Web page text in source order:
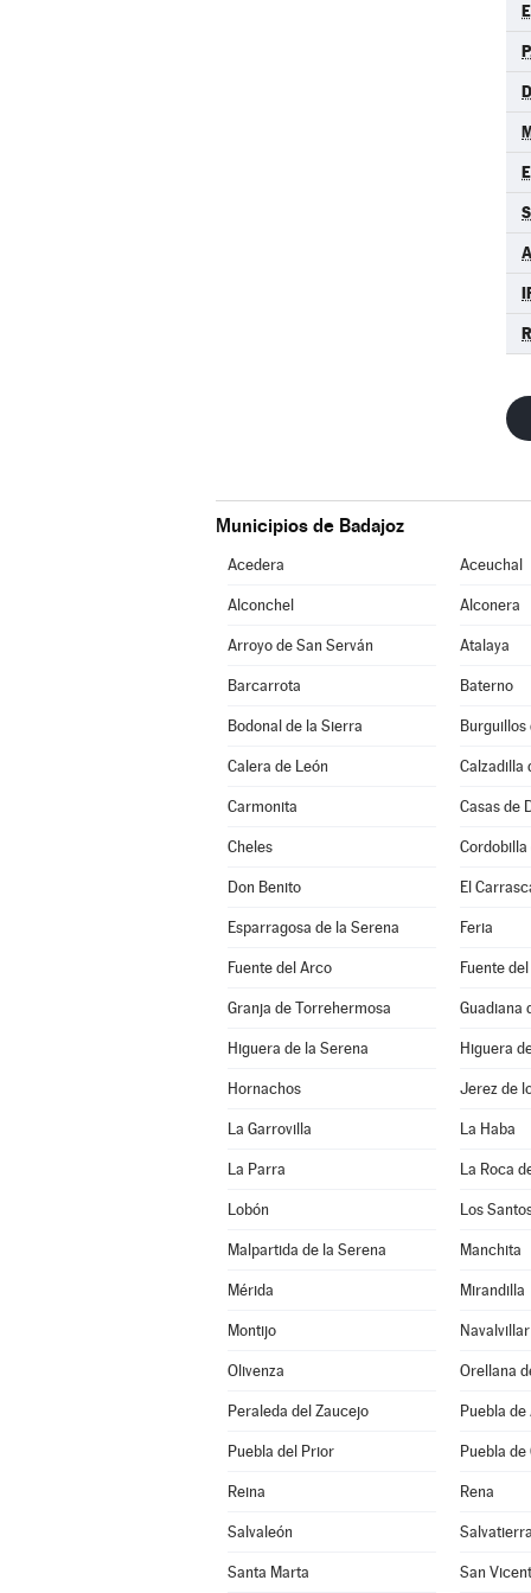
Municipios de Badajoz
Acedera Aceuchal
Alconchel Alconera
Arroyo de San Serván Atalaya
Barcarrota Baterno
Bodonal de la Sierra Burguillos
Calera de León Calzadilla
Carmonita Casas de
Cheles
Don Benito El
Esparragosa de la Serena Feria
Fuente del Arco Fuente
Granja de Torrehermosa Guadiana
Higuera de la Serena Higuera
Hornachos Jerez de
La Garrovilla La Haba
La Parra La Roca
Lobón Los
Malpartida de la Serena Manchita
Mérida Mirandilla
Montijo
Olivenza Orellana
Peraleda del Zaucejo Puebla
Puebla del Prior Puebla de
Reina Rena
Salvaleón
Santa Marta San